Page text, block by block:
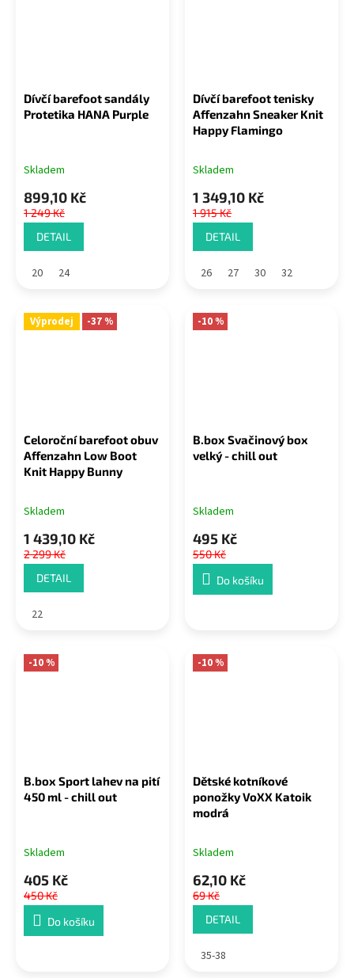
Dívčí barefoot sandály
Protetika HANA Purple
Skladem
899,10 Kč
1 249 Kč
DETAIL
20 24
Dívčí barefoot tenisky
Affenzahn Sneaker Knit
Happy Flamingo
Skladem
1 349,10 Kč
1 915 Kč
DETAIL
26 27 30 32
Výprodej -37 %
Celoroční barefoot obuv
Affenzahn Low Boot
Knit Happy Bunny
Skladem
1 439,10 Kč
2 299 Kč
DETAIL
22
-10 %
B.box Svačinový box
velký - chill out
Skladem
495 Kč
550 Kč
Do košíku
-10 %
B.box Sport lahev na pití
450 ml - chill out
Skladem
405 Kč
450 Kč
Do košíku
-10 %
Dětské kotníkové
ponožky VoXX Katoik
modrá
Skladem
62,10 Kč
69 Kč
DETAIL
35-38